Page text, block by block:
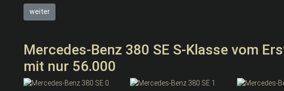
weiter
Mercedes-Benz 380 SE S-Klasse vom
mit nur 56.000